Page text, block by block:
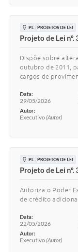
PL - PROJETOS DE LEI
Projeto de Lei
Dispõe sobre
outubro de 2011,
cargos de
Data:
29/05/2026
Autor:
Executivo (Autor)
PL - PROJETOS DE LEI
Projeto de Lei
Autoriza o Poder
de crédito
Data:
22/05/2026
Autor:
Executivo (Autor)